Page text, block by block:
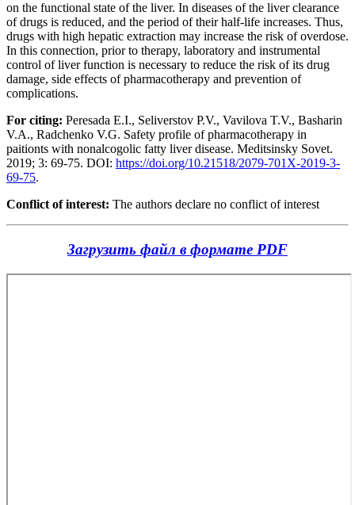
on the functional state of the liver. In diseases of the liver clearance
of drugs is reduced, and the period of their half-life increases. Thus,
drugs with high hepatic extraction may increase the risk of overdose.
In this connection, prior to therapy, laboratory and instrumental
control of liver function is necessary to reduce the risk of its drug
damage, side effects of pharmacotherapy and prevention of
complications.
For citing: Peresada E.I., Seliverstov P.V., Vavilova T.V., Basharin
V.A., Radchenko V.G. Safety profile of pharmacotherapy in
paitionts with nonalcogolic fatty liver disease. Meditsinsky Sovet.
2019; 3: 69-75. DOI: https://doi.org/10.21518/2079-701X-2019-3-
69-75.
Conflict of interest: The authors declare no conflict of interest
Загрузить файл в формате PDF